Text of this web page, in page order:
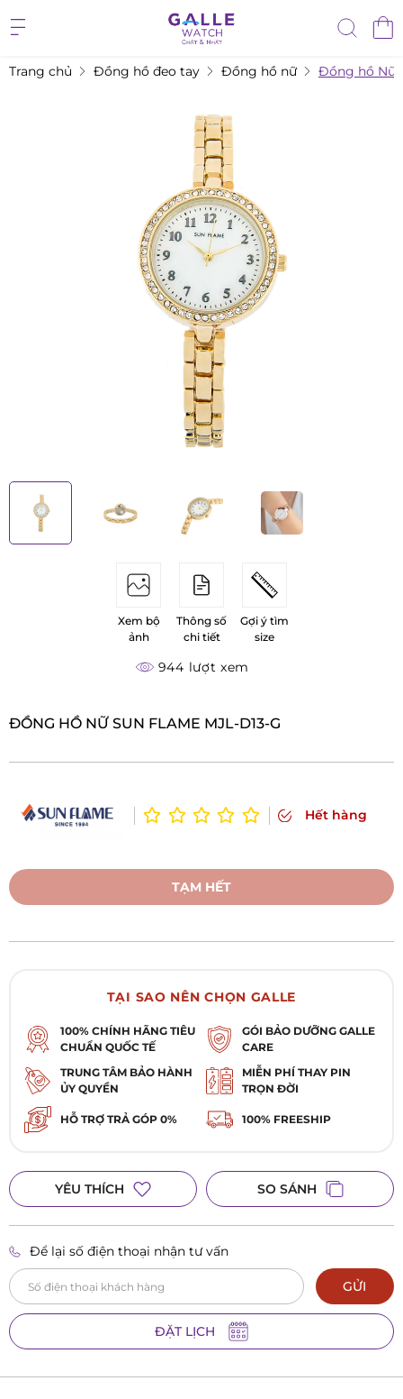
Trang chủ Đồng hồ đeo tay Đồng hồ nữ Đồng hồ Nữ
Xem bộ
ảnh
Thông số
chi tiết
Gợi ý tìm
size
944 lượt xem
ĐỒNG HỒ NỮ SUN FLAME MJL-D13-G
Hết hàng
TẠM HẾT
TẠI SAO NÊN CHỌN GALLE
100% CHÍNH HÃNG TIÊU
CHUẨN QUỐC TẾ
GÓI BẢO DƯỠNG GALLE
CARE
TRUNG TÂM BẢO HÀNH
ỦY QUYỀN
MIỄN PHÍ THAY PIN
TRỌN ĐỜI
HỖ TRỢ TRẢ GÓP 0% 100% FREESHIP
YÊU THÍCH SO SÁNH
Để lại số điện thoại nhận tư vấn
GỬI
ĐẶT LỊCH